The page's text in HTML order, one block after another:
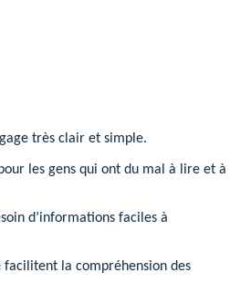
très clair et simple.
les gens qui ont du mal à lire et à
d’informations faciles à
facilitent la compréhension des